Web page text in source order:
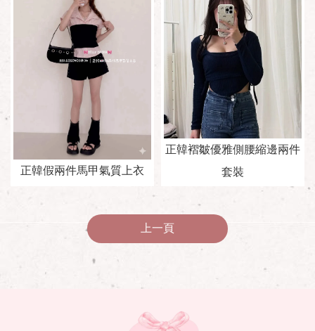
正韓假兩件馬甲氣質上衣
正韓褶皺優雅側腰縮邊兩件
套裝
上一頁